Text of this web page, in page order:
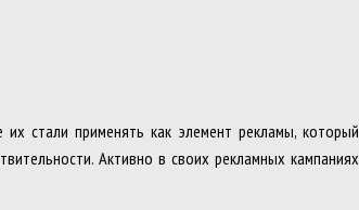
стали применять как элемент рекламы, который
Активно в своих рекламных кампаниях